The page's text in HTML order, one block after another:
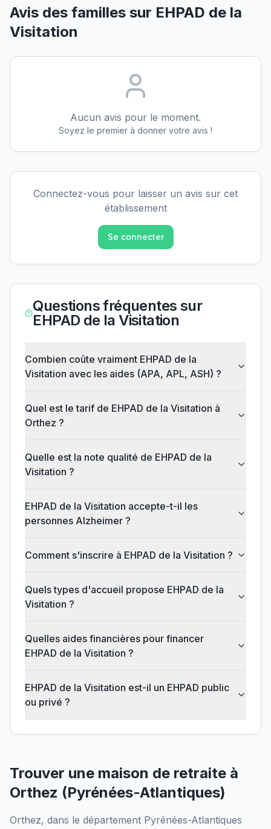
Avis des familles sur EHPAD de la
Visitation
Aucun avis pour le moment.
Soyez le premier à donner votre avis !
Connectez-vous pour laisser un avis sur cet
établissement
Se connecter
Questions fréquentes sur
EHPAD de la Visitation
Combien coûte vraiment EHPAD de la
Visitation avec les aides (APA, APL, ASH) ?
Quel est le tarif de EHPAD de la Visitation à
Orthez ?
Quelle est la note qualité de EHPAD de la
Visitation ?
EHPAD de la Visitation accepte-t-il les
personnes Alzheimer ?
Comment s'inscrire à EHPAD de la Visitation ?
Quels types d'accueil propose EHPAD de la
Visitation ?
Quelles aides financières pour financer
EHPAD de la Visitation ?
EHPAD de la Visitation est-il un EHPAD public
ou privé ?
Trouver une maison de retraite à
Orthez (Pyrénées-Atlantiques)
Orthez, dans le département Pyrénées-Atlantiques